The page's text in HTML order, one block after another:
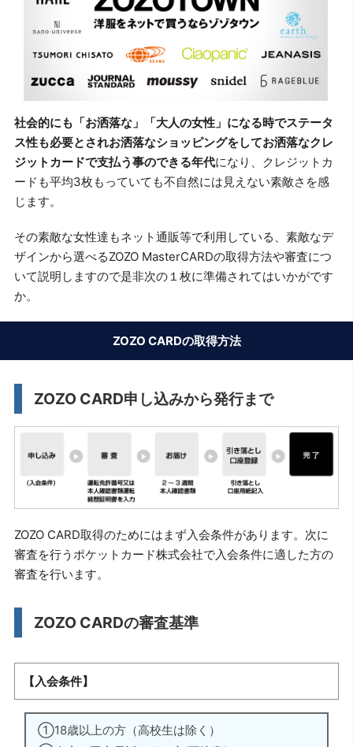
社会的にも「お洒落な」「大人の女性」になる時でステータ
ス性も必要とされお洒落なショッピングをしてお洒落なクレ
ジットカードで支払う事のできる年代になり、クレジットカ
ードも平均3枚もっていても不自然には見えない素敵さを感
じます。
その素敵な女性達もネット通販等で利用している、素敵なデ
ザインから選べるZOZO MasterCARDの取得方法や審査につ
いて説明しますので是非次の１枚に準備されてはいかがです
か。
ZOZO CARDの取得方法
ZOZO CARD申し込みから発行まで
ZOZO CARD取得のためにはまず入会条件があります。次に
審査を行うポケットカード株式会社で入会条件に適した方の
審査を行います。
ZOZO CARDの審査基準
【入会条件】
①18歳以上の方（高校生は除く）